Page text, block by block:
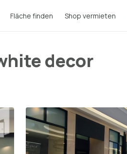
Fläche finden Shop vermieten
decor